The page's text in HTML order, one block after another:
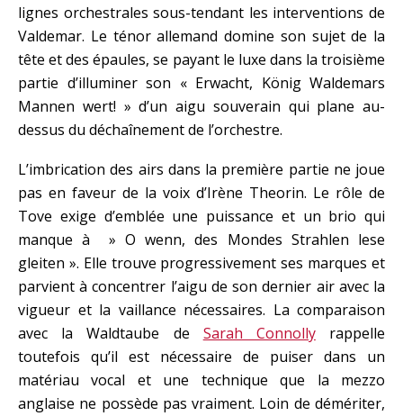
lignes orchestrales sous-tendant les interventions de
Valdemar. Le ténor allemand domine son sujet de la
tête et des épaules, se payant le luxe dans la troisième
partie d’illuminer son « Erwacht, König Waldemars
Mannen wert! » d’un aigu souverain qui plane au-
dessus du déchaînement de l’orchestre.
L’imbrication des airs dans la première partie ne joue
pas en faveur de la voix d’Irène Theorin. Le rôle de
Tove exige d’emblée une puissance et un brio qui
manque à » O wenn, des Mondes Strahlen lese
gleiten ». Elle trouve progressivement ses marques et
parvient à concentrer l’aigu de son dernier air avec la
vigueur et la vaillance nécessaires. La comparaison
avec la Waldtaube de Sarah Connollyrappelle
toutefois qu’il est nécessaire de puiser dans un
matériau vocal et une technique que la mezzo
anglaise ne possède pas vraiment. Loin de démériter,